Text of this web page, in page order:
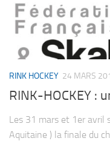
RINK HOCKEY 24 MARS
RINK-HOCKEY :
Les 31 mars et 1er avril
Aquitaine ) la finale du